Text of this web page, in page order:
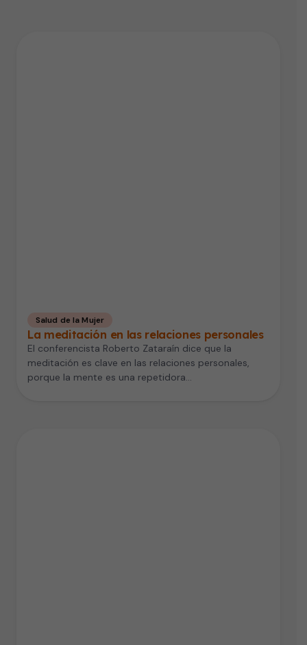
Salud de la Mujer
La meditación en las relaciones personales
El conferencista Roberto Zataraín dice que la
meditación es clave en las relaciones personales,
porque la mente es una repetidora…